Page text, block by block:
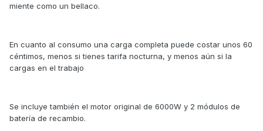
miente como un bellaco.
En cuanto al consumo una carga completa puede costar unos 60
céntimos, menos si tienes tarifa nocturna, y menos aún si la
cargas en el trabajo
Se incluye también el motor original de 6000W y 2 módulos de
batería de recambio.